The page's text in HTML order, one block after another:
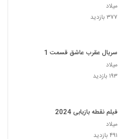
میلاد
۳۷۷ بازدید
سریال عقرب عاشق قسمت 1
میلاد
۱۹۳ بازدید
فیلم نقطه بازیابی 2024
میلاد
۴۹۱ بازدید